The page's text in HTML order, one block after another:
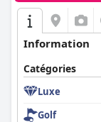
Information
Catégories
Luxe
Golf